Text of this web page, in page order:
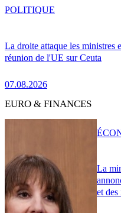
La droite attaque les ministres
réunion de l'UE sur Ceuta
07.08.2026
POLITIQUE
EURO & FINANCES
La
et des